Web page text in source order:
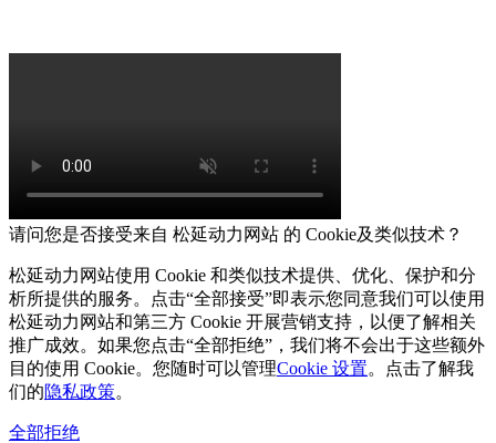
请问您是否接受来自 松延动力网站 的 Cookie及类似技术？
松延动力网站使用 Cookie 和类似技术提供、优化、保护和分
析所提供的服务。点击“全部接受”即表示您同意我们可以使用
松延动力网站和第三方 Cookie 开展营销支持，以便了解相关
推广成效。如果您点击“全部拒绝”，我们将不会出于这些额外
目的使用 Cookie。您随时可以管理Cookie 设置。点击了解我
们的隐私政策。
全部拒绝